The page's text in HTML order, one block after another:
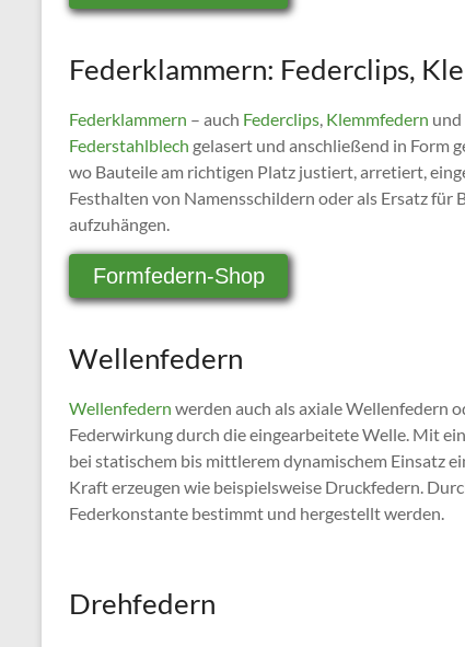
Federklammern: Federclips,
Federklammern – auch Federclips, Klemmfedern und
Federstahlblech gelasert und anschließend in Form
wo Bauteile am richtigen Platz justiert, arretiert,
Festhalten von Namensschildern oder als Ersatz für
aufzuhängen.
Formfedern-Shop
Wellenfedern
Wellenfedern werden auch als axiale Wellenfedern
Federwirkung durch die eingearbeitete Welle. Mit
bei statischem bis mittlerem dynamischem Einsatz
Kraft erzeugen wie beispielsweise Druckfedern.
Federkonstante bestimmt und hergestellt werden.
Drehfedern